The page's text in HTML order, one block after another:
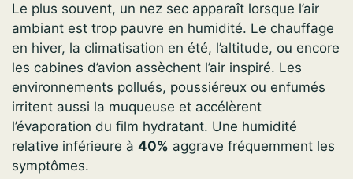
Le plus souvent, un nez sec apparaît lorsque l’air
ambiant est trop pauvre en humidité. Le chauffage
en hiver, la climatisation en été, l’altitude, ou encore
les cabines d’avion assèchent l’air inspiré. Les
environnements pollués, poussiéreux ou enfumés
irritent aussi la muqueuse et accélèrent
l’évaporation du film hydratant. Une humidité
relative inférieure à 40% aggrave fréquemment les
symptômes.